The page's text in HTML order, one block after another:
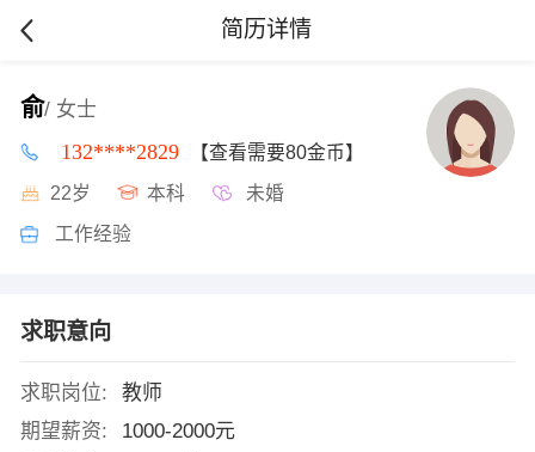
简历详情
俞/ 女士
132****2829 【查看需要80金币】
22岁 本科 未婚
工作经验
求职意向
求职岗位:
教师
期望薪资:
1000-2000元